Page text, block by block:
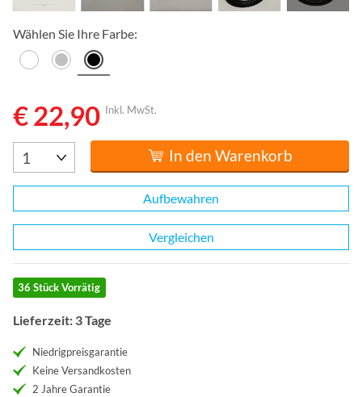
Wählen Sie Ihre Farbe:
€ 22,90 Inkl. MwSt.
In den Warenkorb
Aufbewahren
Vergleichen
36 Stück Vorrätig
Lieferzeit: 3 Tage
Niedrigpreisgarantie
Keine Versandkosten
2 Jahre Garantie